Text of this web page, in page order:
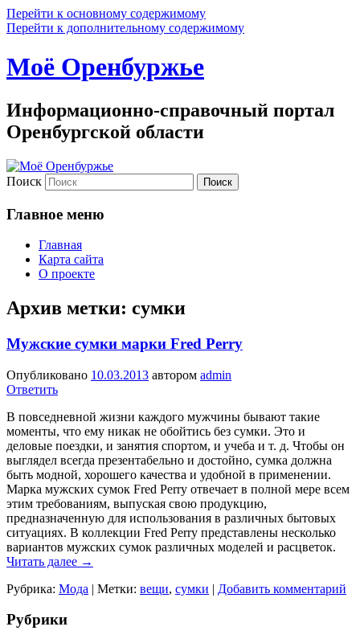
Перейти к основному содержимому
Перейти к дополнительному содержимому
Моё Оренбуржье
Информационно-справочный портал
Оренбургской области
Поиск
Главное меню
Главная
Карта сайта
О проекте
Архив метки: сумки
Мужские сумки марки Fred Perry
Опубликовано 10.03.2013 автором admin
Ответить
В повседневной жизни каждого мужчины бывают такие
моменты, что ему никак не обойтись без сумки. Это и
деловые поездки, и занятия спортом, и учеба и т. д. Чтобы он
выглядел всегда презентабельно и достойно, сумка должна
быть модной, хорошего качества и удобной в применении.
Марка мужских сумок Fred Perry отвечает в полной мере всем
этим требованиям, выпуская свою продукцию,
предназначенную для использования в различных бытовых
ситуациях. В коллекции Fred Perry представлены несколько
вариантов мужских сумок различных моделей и расцветок.
Читать далее →
Рубрика: Мода | Метки: вещи, сумки | Добавить комментарий
Рубрики